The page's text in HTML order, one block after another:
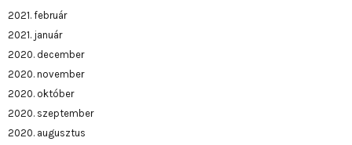
2021. február
2021. január
2020. december
2020. november
2020. október
2020. szeptember
2020. augusztus